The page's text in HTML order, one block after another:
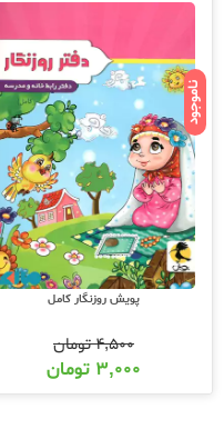
ناموجود
پویش روزنگار کامل
۴,۵۰۰تومان
۳,۰۰۰ تومان